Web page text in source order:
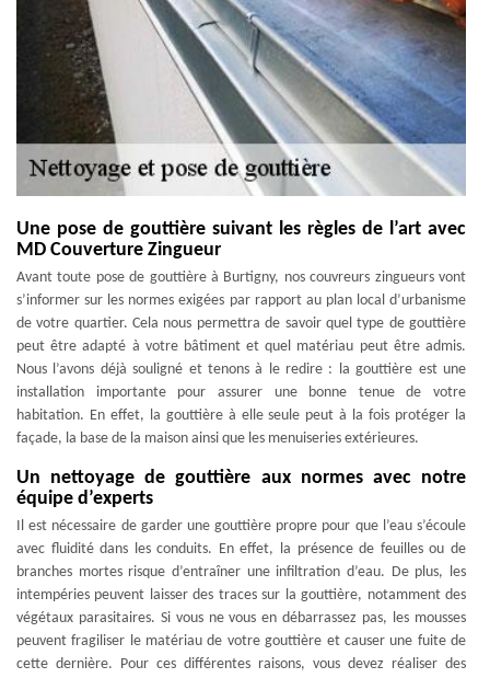
Une pose de gouttière suivant les règles de l’art avec
MD Couverture Zingueur
Avant toute pose de gouttière à Burtigny, nos couvreurs zingueurs vont
s’informer sur les normes exigées par rapport au plan local d’urbanisme
de votre quartier. Cela nous permettra de savoir quel type de gouttière
peut être adapté à votre bâtiment et quel matériau peut être admis.
Nous l’avons déjà souligné et tenons à le redire : la gouttière est une
installation importante pour assurer une bonne tenue de votre
habitation. En effet, la gouttière à elle seule peut à la fois protéger la
façade, la base de la maison ainsi que les menuiseries extérieures.
Un nettoyage de gouttière aux normes avec notre
équipe d’experts
Il est nécessaire de garder une gouttière propre pour que l’eau s’écoule
avec fluidité dans les conduits. En effet, la présence de feuilles ou de
branches mortes risque d’entraîner une infiltration d’eau. De plus, les
intempéries peuvent laisser des traces sur la gouttière, notamment des
végétaux parasitaires. Si vous ne vous en débarrassez pas, les mousses
peuvent fragiliser le matériau de votre gouttière et causer une fuite de
cette dernière. Pour ces différentes raisons, vous devez réaliser des